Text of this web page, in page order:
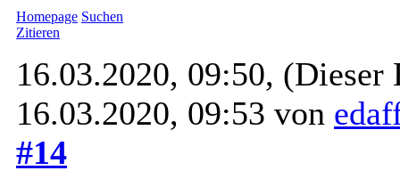
Homepage Suchen
Zitieren
16.03.2020, 09:50, (Dieser
16.03.2020, 09:53 von
#14